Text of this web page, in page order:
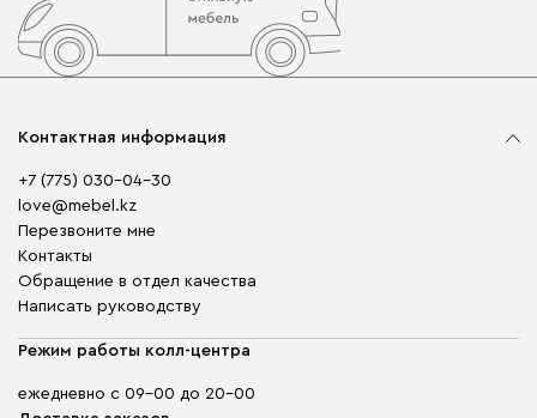
Контактная информация
+7 (775) 030-04-30
love@mebel.kz
Перезвоните мне
Контакты
Обращение в отдел качества
Написать руководству
Режим работы колл-центра
ежедневно с 09-00 до 20-00